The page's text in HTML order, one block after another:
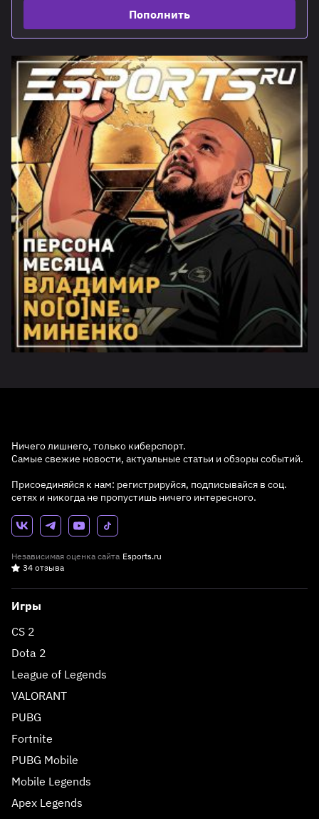
Пополнить
Ничего лишнего, только киберспорт.
Самые свежие новости, актуальные статьи и обзоры событий.
Присоединяйся к нам: регистрируйся, подписывайся в соц.
сетях и никогда не пропустишь ничего интересного.
Независимая оценка сайта Esports.ru
34 отзыва
Игры
CS 2
Dota 2
League of Legends
VALORANT
PUBG
Fortnite
PUBG Mobile
Mobile Legends
Apex Legends